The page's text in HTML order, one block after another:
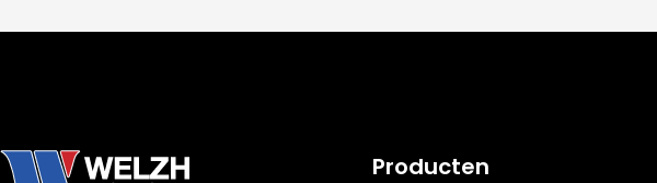
Producten